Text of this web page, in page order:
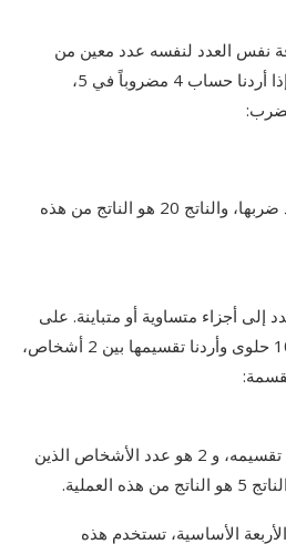
نفس العدد لنفسه عدد معين من
المرات. على سبيل المثال، إذا أردنا حساب 4 مضروباً في 5،
هنا، 4 و 5 هما الأعداد المراد ضربها، والناتج 20 هو الناتج من هذه
أجزاء متساوية أو متباينة. على
سبيل المثال، إذا كان لدينا 10 حلوى وأردنا تقسيمها بين 2 أشخاص،
هنا، 10 هو العدد الذي سيتم تقسيمه، و 2 هو عدد الأشخاص الذين
الأساسية، تستخدم هذه